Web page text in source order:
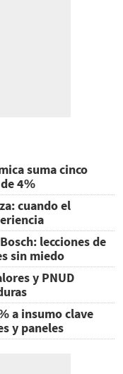
suma cinco
4%
cuando el
lecciones de
sin miedo
y PNUD
a insumo clave
y paneles